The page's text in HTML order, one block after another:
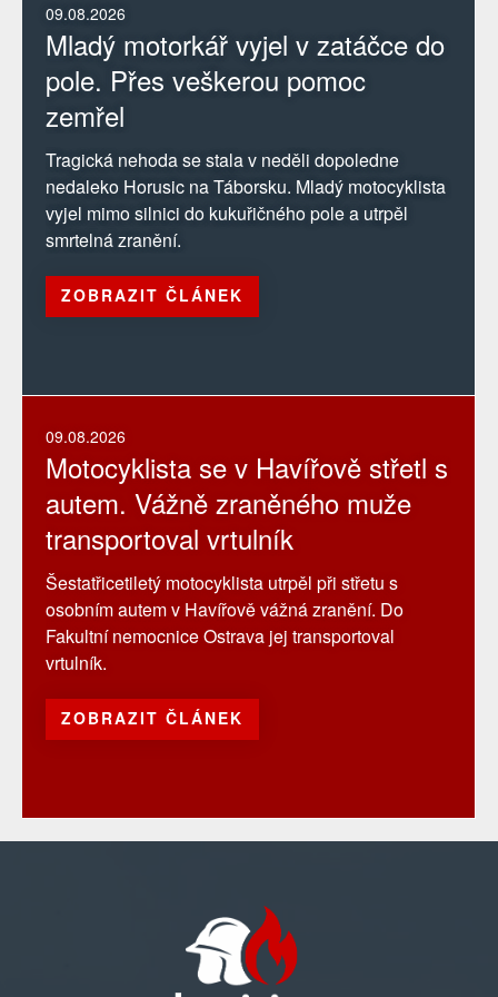
09.08.2026
Mladý motorkář vyjel v zatáčce do
pole. Přes veškerou pomoc
zemřel
Tragická nehoda se stala v neděli dopoledne
nedaleko Horusic na Táborsku. Mladý motocyklista
vyjel mimo silnici do kukuřičného pole a utrpěl
smrtelná zranění.
ZOBRAZIT ČLÁNEK
09.08.2026
Motocyklista se v Havířově střetl s
autem. Vážně zraněného muže
transportoval vrtulník
Šestatřicetiletý motocyklista utrpěl při střetu s
osobním autem v Havířově vážná zranění. Do
Fakultní nemocnice Ostrava jej transportoval
vrtulník.
ZOBRAZIT ČLÁNEK